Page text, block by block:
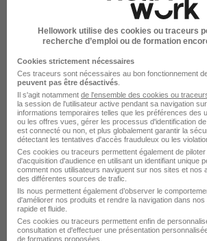
Installateur Pompe à Chaleur
Mieux Rénover
Île-de-France CDI 1 800 - 3 200 € /
Voir l’offre
Technicien Chauffagiste
DGE Intérim
Hellowork utilise des cookies ou traceurs
recherche d’emploi ou de formation
Cookies strictement nécessaires
Ces traceurs sont nécessaires au bon fonctionnement
peuvent pas être désactivés
Il s'agit notamment de l'ensemble des cookies ou
la session de l'utilisateur active pendant sa navigation
informations temporaires telles que les préférences des
ou les offres vues, gérer les processus d'identification
est connecté ou non, et plus globalement garantir la
détectant les tentatives d'accès frauduleux ou les
Ces cookies ou traceurs permettent également de
d'acquisition d'audience en utilisant un identifiant unique
comment nos utilisateurs naviguent sur nos sites et nos
des différentes sources de trafic.
Ils nous permettent également d’observer le
d'améliorer nos produits et rendre la navigation dans
rapide et fluide.
Ces cookies ou traceurs permettent enfin de
consultation et d'effectuer une présentation
de formations proposées.